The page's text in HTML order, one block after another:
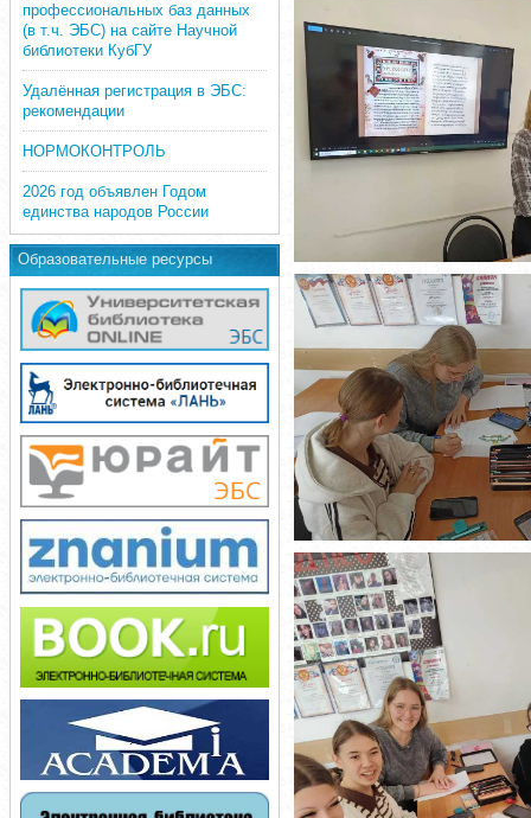
профессиональных баз данных
(в т.ч. ЭБС) на сайте Научной
библиотеки КубГУ
Удалённая регистрация в ЭБС:
рекомендации
НОРМОКОНТРОЛЬ
2026 год объявлен Годом
единства народов России
Образовательные ресурсы